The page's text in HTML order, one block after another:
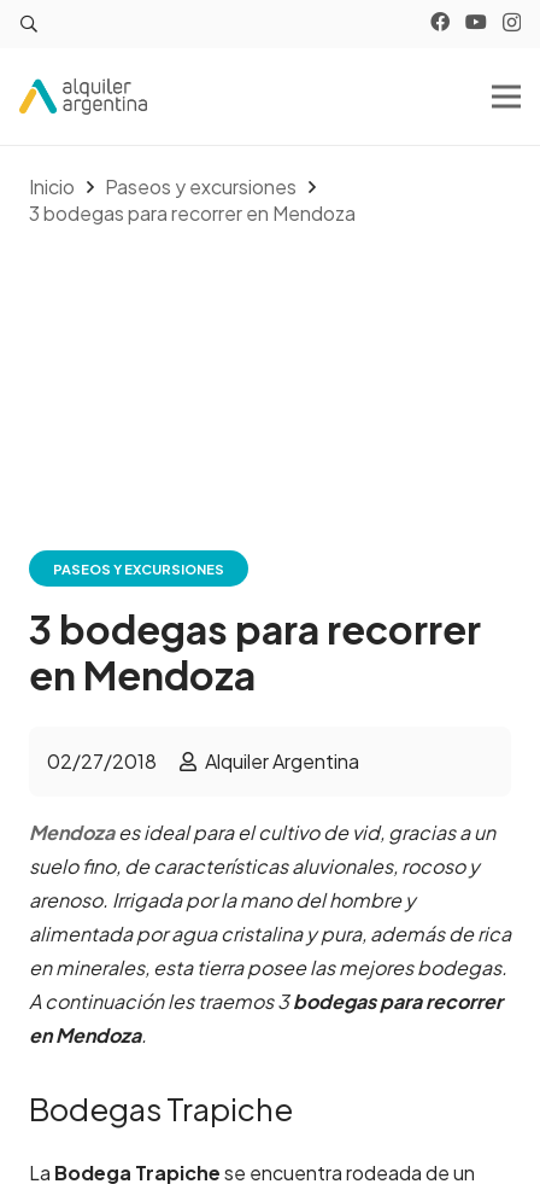
Inicio
Paseos y excursiones
3 bodegas para recorrer en Mendoza
PASEOS Y EXCURSIONES
3 bodegas para recorrer
en Mendoza
02/27/2018 Alquiler Argentina
Mendozaes ideal para el cultivo de vid, gracias a un
suelo fino, de características aluvionales, rocoso y
arenoso. Irrigada por la mano del hombre y
alimentada por agua cristalina y pura, además de rica
en minerales, esta tierra posee las mejores bodegas.
A continuación les traemos 3bodegas para recorrer
en Mendoza.
Bodegas Trapiche
La Bodega Trapichese encuentra rodeada de un